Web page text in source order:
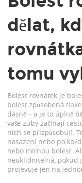
dělat,
tomu
Bolest rovnátek je
bolest způsobená
dásně – a je to úplně
vaše zuby začínají
nich se přizpůsobují.
nasazení nebo po
nebo mírnou bolest.
neuklidnitelná, pokud
projevuje jen na